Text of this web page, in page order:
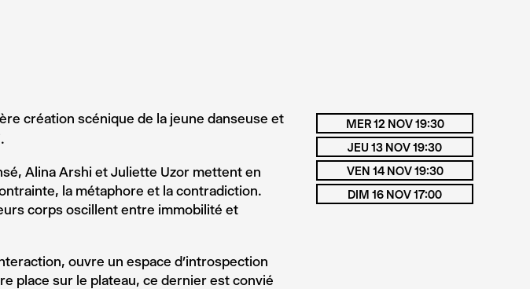
création scénique de la jeune danseuse et
Alina Arshi et Juliette Uzor mettent en
la métaphore et la contradiction.
corpsoscillent entre immobilité et
ouvre un espace d’introspection
place sur le plateau, ce dernier est convié
MER 12 NOV 19:30
JEU 13 NOV 19:30
VEN 14 NOV 19:30
DIM 16 NOV 17:00